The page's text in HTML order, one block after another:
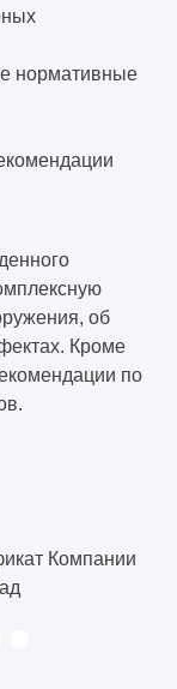
нормативные
об
Кроме
по